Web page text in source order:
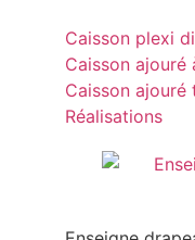
Caisson plexi
Caisson ajouré
Caisson
Réalisations